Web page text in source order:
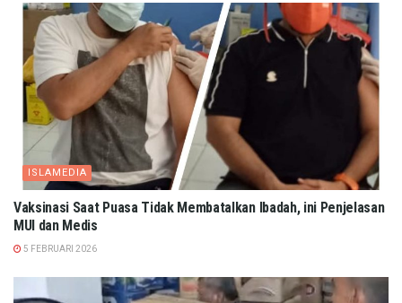
ISLAMEDIA
Vaksinasi Saat Puasa Tidak Membatalkan Ibadah, ini Penjelasan
MUI dan Medis
5 FEBRUARI 2026